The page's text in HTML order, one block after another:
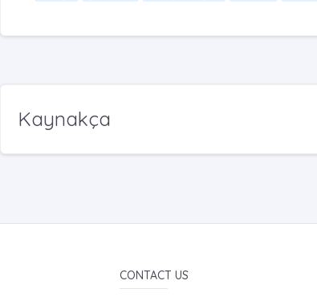
Kaynakça
CONTACT US